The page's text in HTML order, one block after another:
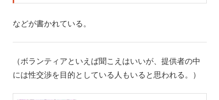
などが書かれている。
（ボランティアといえば聞こえはいいが、提供者の中
には性交渉を目的としている人もいると思われる。）